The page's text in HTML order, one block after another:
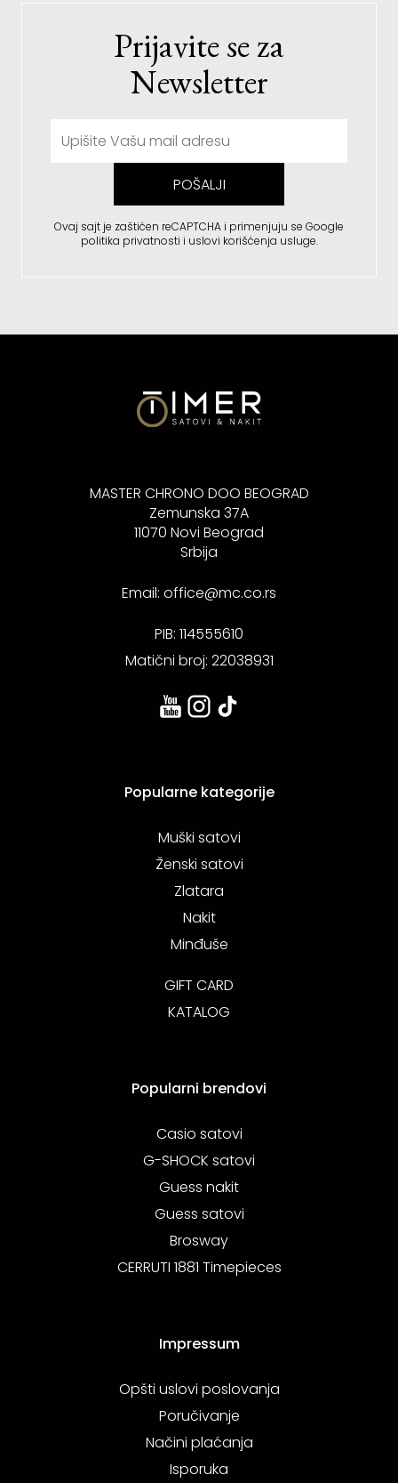
Prijavite se za
Newsletter
POŠALJI
Ovaj sajt je zaštićen reCAPTCHA i primenjuju se Google
politika privatnosti i uslovi korišćenja usluge.
MASTER CHRONO DOO BEOGRAD
Zemunska 37A
11070 Novi Beograd
Srbija
Email: office@mc.co.rs
PIB: 114555610
Matični broj: 22038931
Popularne kategorije
Muški satovi
Ženski satovi
Zlatara
Nakit
Minđuše
GIFT CARD
KATALOG
Popularni brendovi
Casio satovi
G-SHOCK satovi
Guess nakit
Guess satovi
Brosway
CERRUTI 1881 Timepieces
Impressum
Opšti uslovi poslovanja
Poručivanje
Načini plaćanja
Isporuka